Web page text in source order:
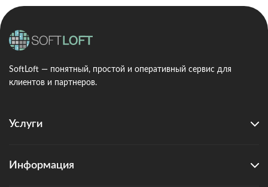
SoftLoft — понятный, простой и оперативный сервис для
клиентов и партнеров.
Услуги
Информация